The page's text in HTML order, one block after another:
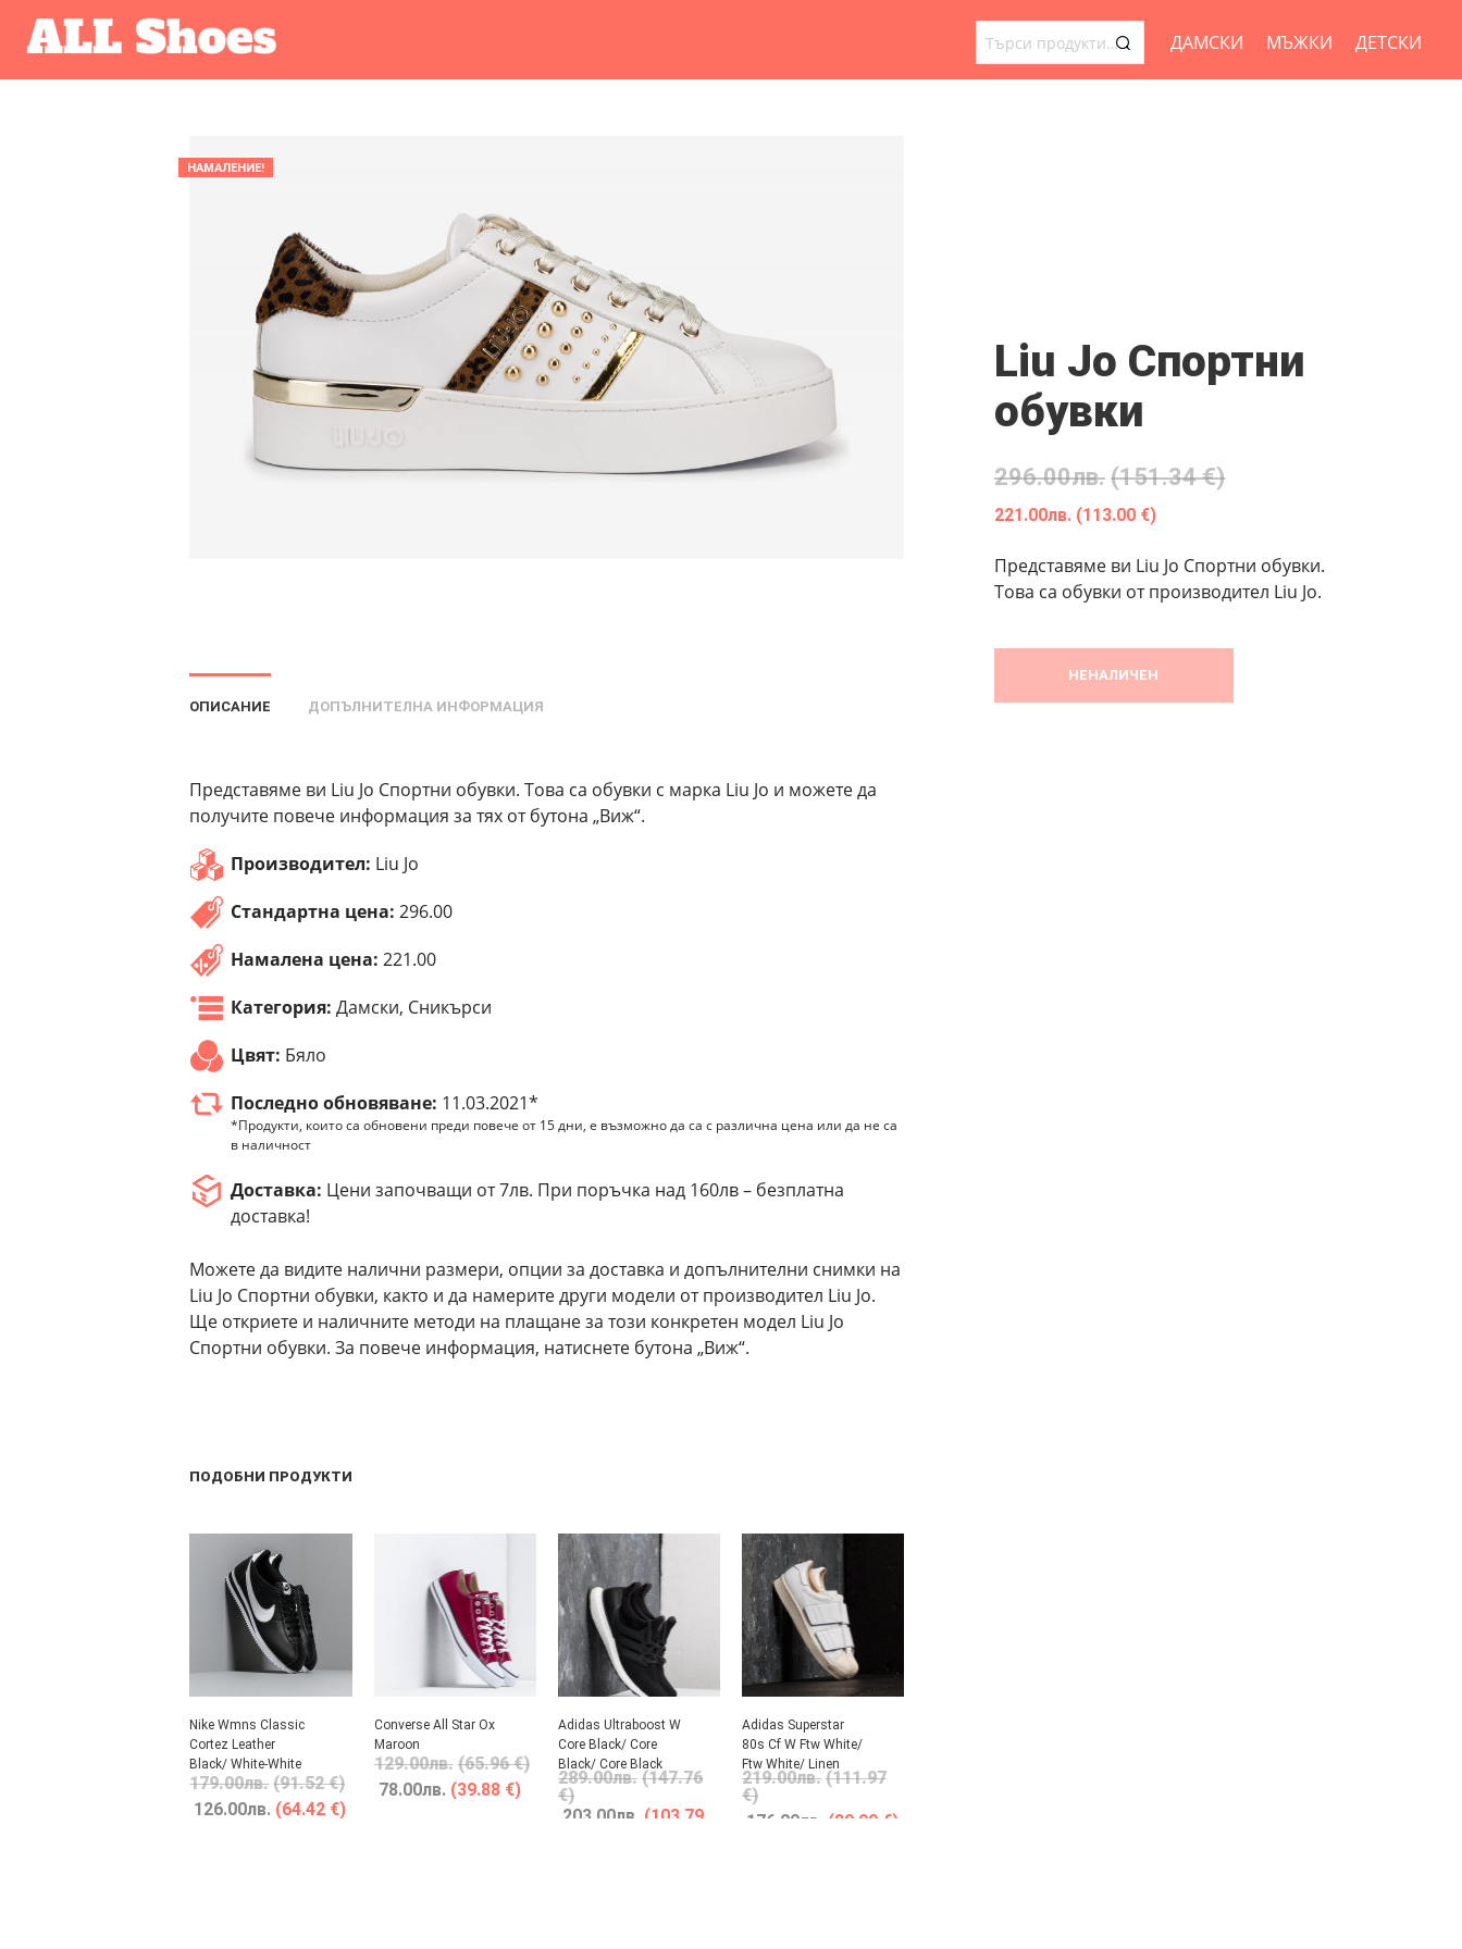
ТЪРСЕНЕ
ДАМСКИ МЪЖКИ ДЕТСКИ
НАМАЛЕНИЕ!
Liu Jo Спортни
обувки
296.00лв. (151.34 €)
221.00лв. (113.00 €)
Представяме ви Liu Jo Спортни обувки.
Това са обувки от производител Liu Jo.
НЕНАЛИЧЕН
ОПИСАНИЕ
ДОПЪЛНИТЕЛНА ИНФОРМАЦИЯ
Представяме ви Liu Jo Спортни обувки. Това са обувки с марка Liu Jo и можете да
получите повече информация за тях от бутона „Виж“.
Производител: Liu Jo
Стандартна цена: 296.00
Намалена цена: 221.00
Категория: Дамски, Сникърси
Цвят: Бяло
Последно обновяване: 11.03.2021*
*Продукти, които са обновени преди повече от 15 дни, е възможно да са с различна цена или да не са
в наличност
Доставка: Цени започващи от 7лв. При поръчка над 160лв – безплатна
доставка!
Можете да видите налични размери, опции за доставка и допълнителни снимки на
Liu Jo Спортни обувки, както и да намерите други модели от производител Liu Jo.
Ще откриете и наличните методи на плащане за този конкретен модел Liu Jo
Спортни обувки. За повече информация, натиснете бутона „Виж“.
ПОДОБНИ ПРОДУКТИ
Nike Wmns Classic
Cortez Leather
Black/ White-White
179.00лв. (91.52 €)
126.00лв. (64.42 €)
Converse All Star Ox
Maroon
129.00лв. (65.96 €)
78.00лв. (39.88 €)
Adidas Ultraboost W
Core Black/ Core
Black/ Core Black
289.00лв. (147.76
€)
203.00лв. (103.79
Adidas Superstar
80s Cf W Ftw White/
Ftw White/ Linen
219.00лв. (111.97
€)
176.00лв. (89.99 €)